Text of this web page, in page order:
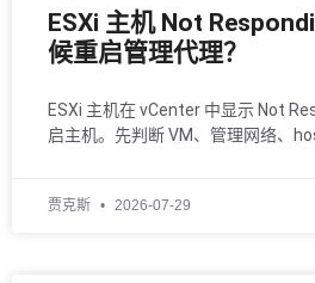
ESXi 主机 Not
候重启管理代理？
ESXi 主机在 vCenter 中显示 Not
启主机。先判断 VM、管理网络、
贾克斯 2026-07-29